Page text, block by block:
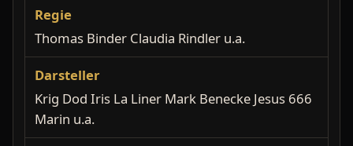
Regie
Thomas Binder Claudia Rindler u.a.
Darsteller
Krig Dod Iris La Liner Mark Benecke Jesus 666
Marin u.a.